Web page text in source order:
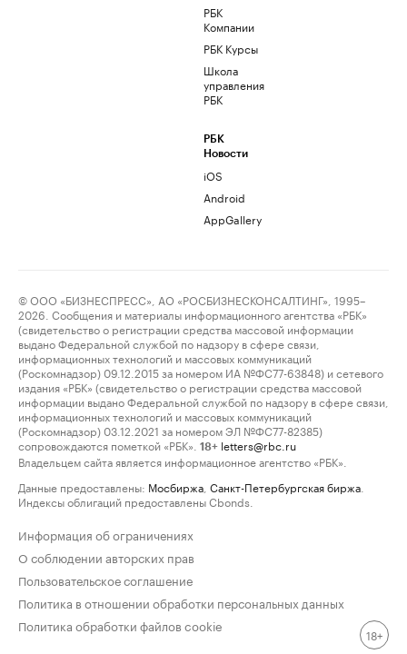
РБК
Компании
РБК Курсы
Школа
управления
РБК
РБК
Новости
iOS
Android
AppGallery
© ООО «БИЗНЕСПРЕСС», АО «РОСБИЗНЕСКОНСАЛТИНГ», 1995–
2026. Сообщения и материалы информационного агентства «РБК»
(свидетельство о регистрации средства массовой информации
выдано Федеральной службой по надзору в сфере связи,
информационных технологий и массовых коммуникаций
(Роскомнадзор) 09.12.2015 за номером ИА №ФС77-63848) и сетевого
издания «РБК» (свидетельство о регистрации средства массовой
информации выдано Федеральной службой по надзору в сфере связи,
информационных технологий и массовых коммуникаций
(Роскомнадзор) 03.12.2021 за номером ЭЛ №ФС77-82385)
сопровождаются пометкой «РБК».
18+ letters@rbc.ru
Владельцем сайта является информационное агентство «РБК».
Данные предоставлены: Мосбиржа Санкт-Петербургская биржа
Индексы облигаций предоставлены Cbonds.
Информация об ограничениях
О соблюдении авторских прав
Пользовательское соглашение
Политика в отношении обработки персональных данных
Политика обработки файлов cookie
18+